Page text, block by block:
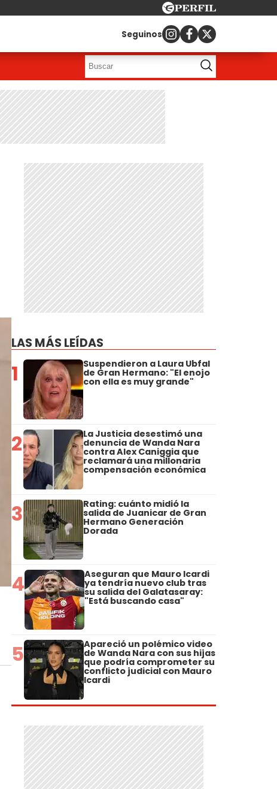
Seguinos
LAS MÁS LEÍDAS
1 Suspendieron a Laura Ubfal
de Gran Hermano: "El enojo
con ella es muy grande"
2 La Justicia desestimó una
denuncia de Wanda Nara
contra Alex Caniggia que
reclamará una millonaria
compensación económica
3 Rating: cuánto midió la
salida de Juanicar de Gran
Hermano Generación
Dorada
4 Aseguran que Mauro Icardi
ya tendría nuevo club tras
su salida del Galatasaray:
"Está buscando casa"
5 Apareció un polémico video
de Wanda Nara con sus hijas
que podría comprometer su
conflicto judicial con Mauro
Icardi